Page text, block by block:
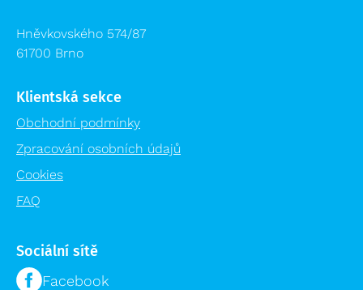
Hněvkovského 574/87
61700 Brno
Klientská sekce
Obchodní podmínky
Zpracování osobních údajů
Cookies
FAQ
Sociální sítě
Facebook